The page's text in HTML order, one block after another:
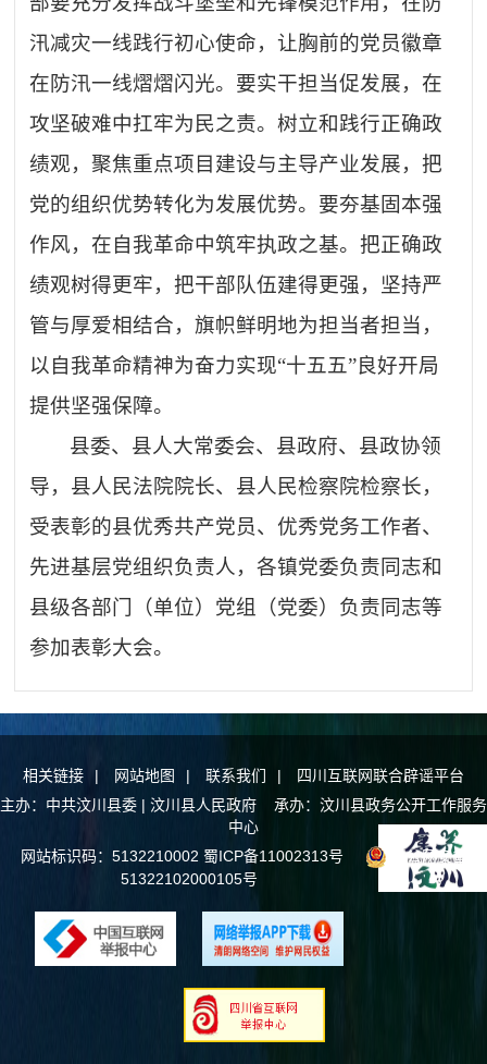
汛减灾一线践行初心使命，让胸前的党员徽章
在防汛一线熠熠闪光。要实干担当促发展，在
攻坚破难中扛牢为民之责。树立和践行正确政
绩观，聚焦重点项目建设与主导产业发展，把
党的组织优势转化为发展优势。要夯基固本强
作风，在自我革命中筑牢执政之基。把正确政
绩观树得更牢，把干部队伍建得更强，坚持严
管与厚爱相结合，旗帜鲜明地为担当者担当，
以自我革命精神为奋力实现“十五五”良好开局
提供坚强保障。
县委、县人大常委会、县政府、县政协领
导，县人民法院院长、县人民检察院检察长，
受表彰的县优秀共产党员、优秀党务工作者、
先进基层党组织负责人，各镇党委负责同志和
县级各部门（单位）党组（党委）负责同志等
参加表彰大会。
相关链接 | 网站地图 | 联系我们 |
四川互联网联合辟谣平台
主办：中共汶川县委 | 汶川县人民政府 承办：汶川县政务公开工作服务
中心
网站标识码：5132210002 蜀ICP备11002313号
川公网安备
51322102000105号